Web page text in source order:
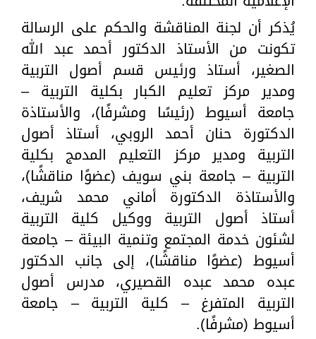
يُذكر أن لجنة المناقشة والحكم على الرسالة
تكونت من الأستاذ الدكتور أحمد عبد الله
الصغير، أستاذ ورئيس قسم أصول التربية
ومدير مركز تعليم الكبار بكلية التربية –
جامعة أسيوط (رئيسًا ومشرفًا)، والأستاذة
الدكتورة حنان أحمد الروبي، أستاذ أصول
التربية ومدير مركز التعليم المدمج بكلية
التربية – جامعة بني سويف (عضوًا مناقشًا)،
والأستاذة الدكتورة أماني محمد شريف،
أستاذ أصول التربية ووكيل كلية التربية
لشئون خدمة المجتمع وتنمية البيئة – جامعة
أسيوط (عضوًا مناقشًا)، إلى جانب الدكتور
عبده محمد عبده القصيري، مدرس أصول
التربية المتفرغ – كلية التربية – جامعة
أسيوط (مشرفًا).